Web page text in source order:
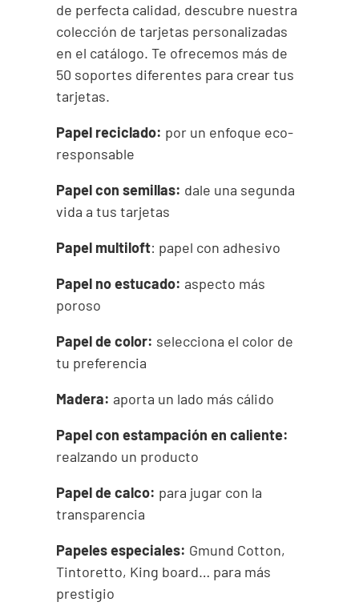
de perfecta calidad, descubre nuestra
colección de tarjetas personalizadas
en el catálogo. Te ofrecemos más de
50 soportes diferentes para crear tus
tarjetas.
Papel reciclado: por un enfoque eco-
responsable
Papel con semillas: dale una segunda
vida a tus tarjetas
Papel multiloft: papel con adhesivo
Papel no estucado: aspecto más
poroso
Papel de color: selecciona el color de
tu preferencia
Madera: aporta un lado más cálido
Papel con estampación en caliente:
realzando un producto
Papel de calco: para jugar con la
transparencia
Papeles especiales: Gmund Cotton,
Tintoretto, King board… para más
prestigio